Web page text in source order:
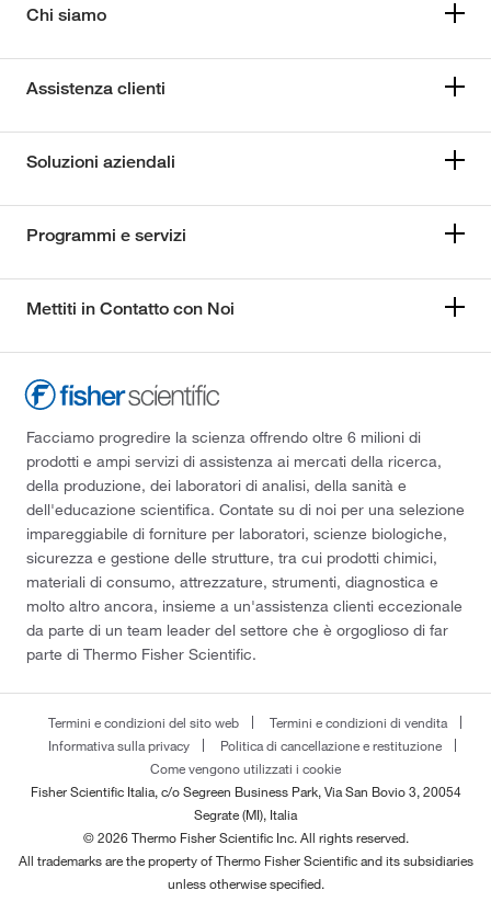
Chi siamo
Assistenza clienti
Soluzioni aziendali
Programmi e servizi
Mettiti in Contatto con Noi
Facciamo progredire la scienza offrendo oltre 6 milioni di
prodotti e ampi servizi di assistenza ai mercati della ricerca,
della produzione, dei laboratori di analisi, della sanità e
dell'educazione scientifica. Contate su di noi per una selezione
impareggiabile di forniture per laboratori, scienze biologiche,
sicurezza e gestione delle strutture, tra cui prodotti chimici,
materiali di consumo, attrezzature, strumenti, diagnostica e
molto altro ancora, insieme a un'assistenza clienti eccezionale
da parte di un team leader del settore che è orgoglioso di far
parte di Thermo Fisher Scientific.
Termini e condizioni del sito web
Termini e condizioni di vendita
Informativa sulla privacy
Politica di cancellazione e restituzione
Come vengono utilizzati i cookie
Fisher Scientific Italia, c/o Segreen Business Park, Via San Bovio 3, 20054
Segrate (MI), Italia
© 2026 Thermo Fisher Scientific Inc. All rights reserved.
All trademarks are the property of Thermo Fisher Scientific and its subsidiaries
unless otherwise specified.